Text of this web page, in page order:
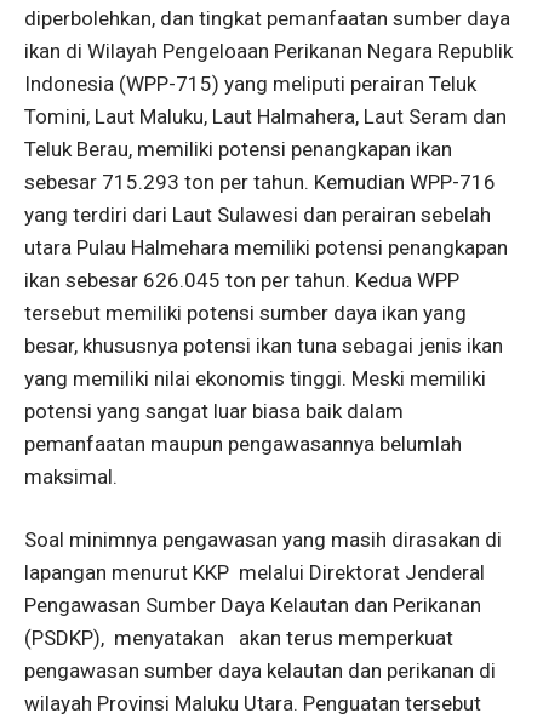
diperbolehkan, dan tingkat pemanfaatan sumber daya
ikan di Wilayah Pengeloaan Perikanan Negara Republik
Indonesia (WPP-715) yang meliputi perairan Teluk
Tomini, Laut Maluku, Laut Halmahera, Laut Seram dan
Teluk Berau, memiliki potensi penangkapan ikan
sebesar 715.293 ton per tahun. Kemudian WPP-716
yang terdiri dari Laut Sulawesi dan perairan sebelah
utara Pulau Halmehara memiliki potensi penangkapan
ikan sebesar 626.045 ton per tahun. Kedua WPP
tersebut memiliki potensi sumber daya ikan yang
besar, khususnya potensi ikan tuna sebagai jenis ikan
yang memiliki nilai ekonomis tinggi. Meski memiliki
potensi yang sangat luar biasa baik dalam
pemanfaatan maupun pengawasannya belumlah
maksimal.
Soal minimnya pengawasan yang masih dirasakan di
lapangan menurut KKP melalui Direktorat Jenderal
Pengawasan Sumber Daya Kelautan dan Perikanan
(PSDKP), menyatakan akan terus memperkuat
pengawasan sumber daya kelautan dan perikanan di
wilayah Provinsi Maluku Utara. Penguatan tersebut